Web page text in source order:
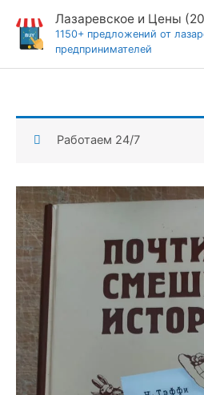
содержимому
Лазаревское и Цены
1150+ предложений от
предпринимателей
Работаем 24/7